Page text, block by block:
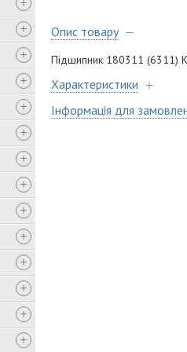
Опис товару
Підшипник 180311 (6311)
Характеристики
Інформація для